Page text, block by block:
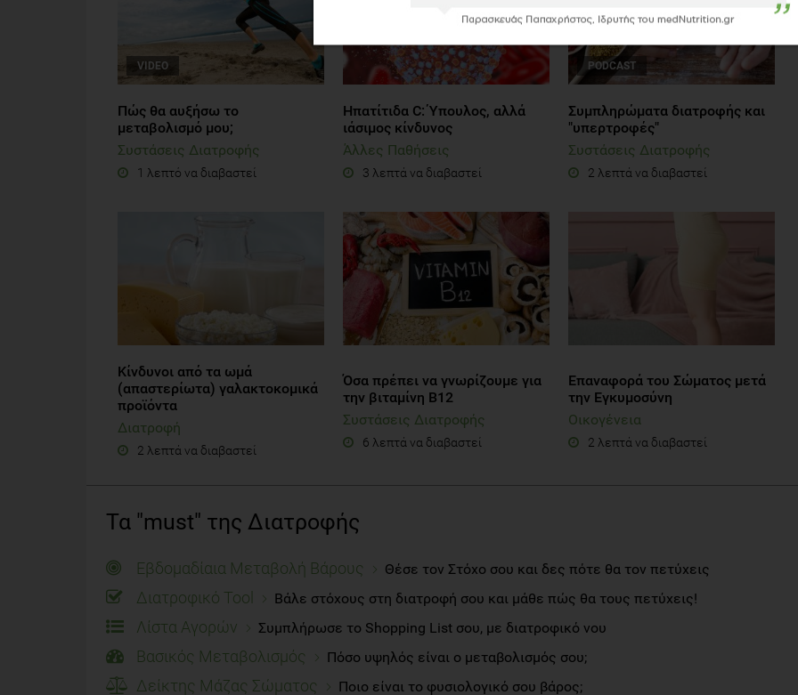
VIDEO
Πώς θα αυξήσω το
μεταβολισμό μου;
Συστάσεις Διατροφής
1 λεπτό να διαβαστεί
Hπατίτιδα C: Ύπουλος, αλλά
ιάσιμος κίνδυνος
Άλλες Παθήσεις
3 λεπτά να διαβαστεί
PODCAST
Συμπληρώματα διατροφής και
"υπερτροφές"
Συστάσεις Διατροφής
2 λεπτά να διαβαστεί
Kίνδυνοι από τα ωμά
(απαστερίωτα) γαλακτοκομικά
προϊόντα
Διατροφή
2 λεπτά να διαβαστεί
Όσα πρέπει να γνωρίζουμε για
την βιταμίνη Β12
Συστάσεις Διατροφής
6 λεπτά να διαβαστεί
Επαναφορά του Σώματος μετά
την Εγκυμοσύνη
Οικογένεια
2 λεπτά να διαβαστεί
Τα "must" της Διατροφής
Εβδομαδίαια Μεταβολή Βάρους Θέσε τον Στόχο σου και δες πότε θα τον πετύχεις
Διατροφικό Tool Βάλε στόχους στη διατροφή σου και μάθε πώς θα τους πετύχεις!
Λίστα Αγορών Συμπλήρωσε το Shopping List σου, με διατροφικό νου
Βασικός Μεταβολισμός Πόσο υψηλός είναι ο μεταβολισμός σου;
Δείκτης Μάζας Σώματος Ποιο είναι το φυσιολογικό σου βάρος;